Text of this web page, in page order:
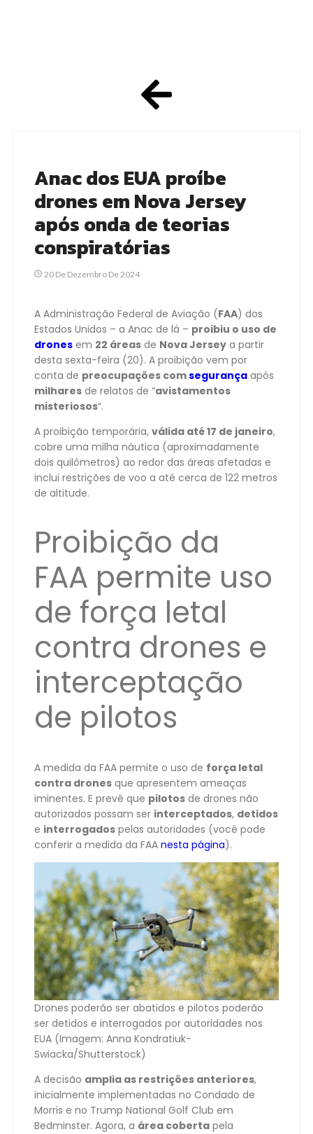
Anac dos EUA proíbe
drones em Nova Jersey
após onda de teorias
conspiratórias
20 De Dezembro De 2024
A Administração Federal de Aviação (FAA) dos
Estados Unidos – a Anac de lá – proibiu o uso de
drones em 22 áreas de Nova Jersey a partir
desta sexta-feira (20). A proibição vem por
conta de preocupações comsegurança após
milhares de relatos de “avistamentos
misteriosos“.
A proibição temporária, válida até 17 de janeiro,
cobre uma milha náutica (aproximadamente
dois quilômetros) ao redor das áreas afetadas e
inclui restrições de voo a até cerca de 122 metros
de altitude.
Proibição da
FAA permite uso
de força letal
contra drones e
interceptação
de pilotos
A medida da FAA permite o uso de força letal
contra drones que apresentem ameaças
iminentes. E prevê que pilotos de drones não
autorizados possam ser interceptados, detidos
e interrogados pelas autoridades (você pode
conferir a medida da FAA nesta página).
Drones poderão ser abatidos e pilotos poderão
ser detidos e interrogados por autoridades nos
EUA (Imagem: Anna Kondratiuk-
Swiacka/Shutterstock)
A decisão amplia as restrições anteriores,
inicialmente implementadas no Condado de
Morris e no Trump National Golf Club em
Bedminster. Agora, a área coberta pela